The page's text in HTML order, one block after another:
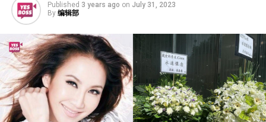
Published 3 years ago on July 31, 2023
By 编辑部